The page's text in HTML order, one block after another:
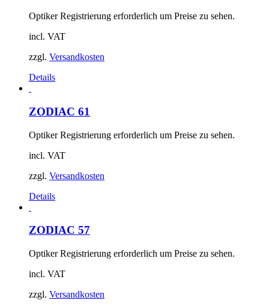
Optiker Registrierung erforderlich um Preise zu sehen.
incl. VAT
zzgl. Versandkosten
Details
ZODIAC 61
Optiker Registrierung erforderlich um Preise zu sehen.
incl. VAT
zzgl. Versandkosten
Details
ZODIAC 57
Optiker Registrierung erforderlich um Preise zu sehen.
incl. VAT
zzgl. Versandkosten